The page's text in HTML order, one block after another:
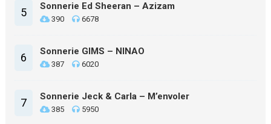
5 Sonnerie Ed Sheeran – Azizam
390 6678
6 Sonnerie GIMS – NINAO
387 6020
7 Sonnerie Jeck & Carla – M’envoler
385 5950